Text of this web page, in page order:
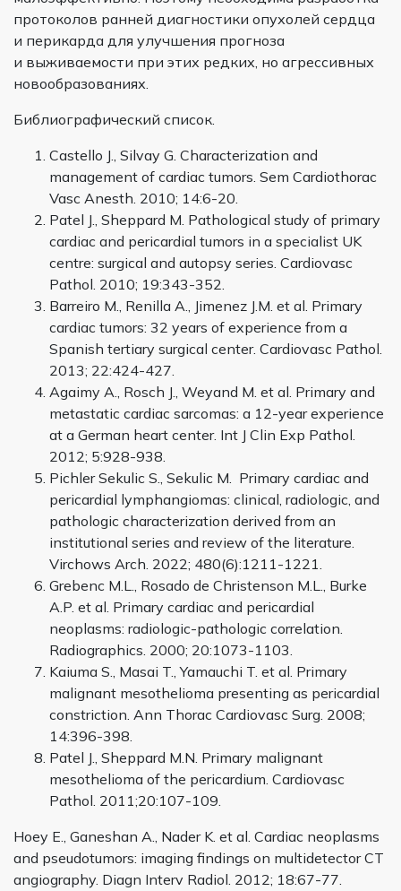
протоколов ранней диагностики опухолей сердца
и перикарда для улучшения прогноза
и выживаемости при этих редких, но агрессивных
новообразованиях.
Библиографический список.
Castello J., Silvay G. Characterization and
management of cardiac tumors. Sem Cardiothorac
Vasc Anesth. 2010; 14:6-20.
Patel J., Sheppard M. Pathological study of primary
cardiac and pericardial tumors in a specialist UK
centre: surgical and autopsy series. Cardiovasc
Pathol. 2010; 19:343-352.
Barreiro M., Renilla A., Jimenez J.M. et al. Primary
cardiac tumors: 32 years of experience from a
Spanish tertiary surgical center. Cardiovasc Pathol.
2013; 22:424-427.
Agaimy A., Rosch J., Weyand M. et al. Primary and
metastatic cardiac sarcomas: a 12-year experience
at a German heart center. Int J Clin Exp Pathol.
2012; 5:928-938.
Pichler Sekulic S., Sekulic M. Primary cardiac and
pericardial lymphangiomas: clinical, radiologic, and
pathologic characterization derived from an
institutional series and review of the literature.
Virchows Arch. 2022; 480(6):1211-1221.
Grebenc M.L., Rosado de Christenson M.L., Burke
A.P. et al. Primary cardiac and pericardial
neoplasms: radiologic-pathologic correlation.
Radiographics. 2000; 20:1073-1103.
Kaiuma S., Masai T., Yamauchi T. et al. Primary
malignant mesothelioma presenting as pericardial
constriction. Ann Thorac Cardiovasc Surg. 2008;
14:396-398.
Patel J., Sheppard M.N. Primary malignant
mesothelioma of the pericardium. Cardiovasc
Pathol. 2011;20:107-109.
Hoey E., Ganeshan A., Nader K. et al. Cardiac neoplasms
and pseudotumors: imaging findings on multidetector CT
angiography. Diagn Interv Radiol. 2012; 18:67-77.